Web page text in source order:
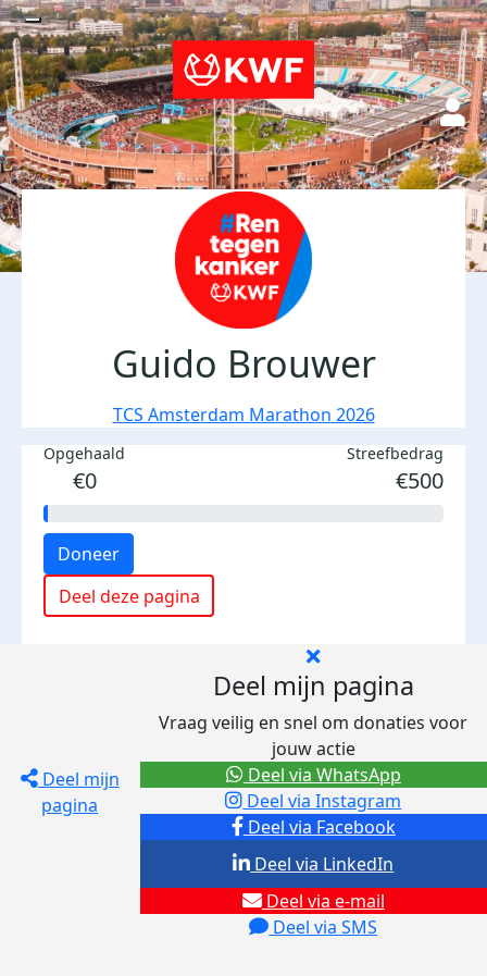
Guido Brouwer
TCS Amsterdam Marathon 2026
Opgehaald
€0
Streefbedrag
€500
Doneer
Deel deze pagina
Deel mijn
pagina
Deel mijn pagina
Vraag veilig en snel om donaties voor
jouw actie
Deel via Facebook
Deel via Instagram
Deel via e-mail
Deel via SMS
Deel via LinkedIn
Deel via WhatsApp